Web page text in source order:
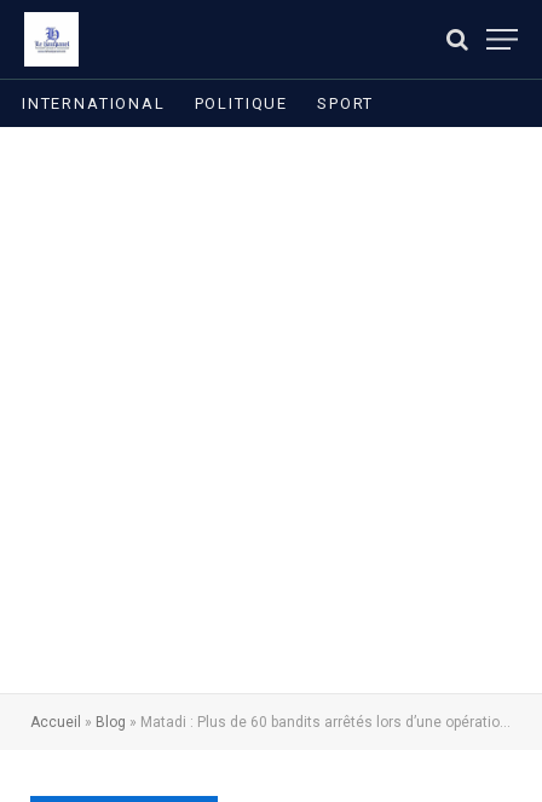
INTERNATIONAL POLITIQUE SPORT
Accueil » Blog » Matadi : Plus de 60 bandits arrêtés lors d’une opération de sécurité nocturne